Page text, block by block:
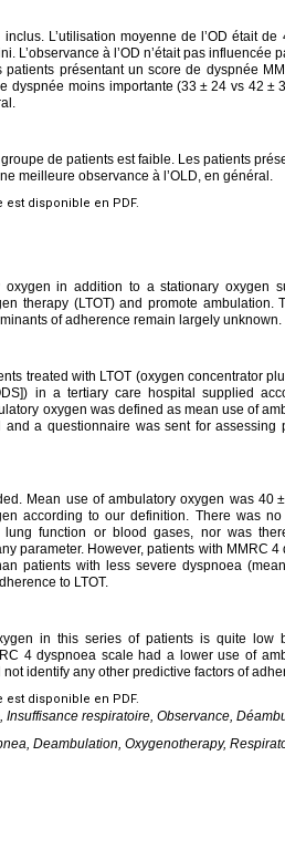
L’utilisation moyenne de l’OD était de
L’observance à l’OD n’était pas
présentant un score de dyspnée
dyspnée moins importante (33 ± 24 vs 42 ±
groupe de patients est faible. Les patients
meilleure observance à l’OLD, en général.
est disponible en PDF.
oxygen in addition to a stationary oxygen
therapy (LTOT) and promote ambulation.
of adherence remain largely unknown.
treated with LTOT (oxygen concentrator
in a tertiary care hospital supplied
oxygen was defined as mean use of
and a questionnaire was sent for
Mean use of ambulatory oxygen was 40 ±
according to our definition. There was
lung function or blood gases, nor was
parameter. However, patients with MMRC
patients with less severe dyspnoea
to LTOT.
in this series of patients is quite
4 dyspnoea scale had a lower use of
not identify any other predictive factors of
est disponible en PDF.
Insuffisance respiratoire, Observance,
Deambulation, Oxygenotherapy,